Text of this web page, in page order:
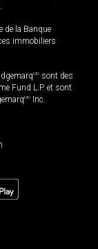
de la Banque
immobiliers
MD sont des
Fund L.P. et sont
MD Inc.